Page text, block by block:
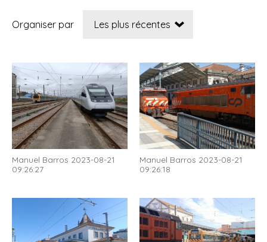
Organiser par
Manuel Barros 2023-08-21
09:26:27
Manuel Barros 2023-08-21
09:26:18